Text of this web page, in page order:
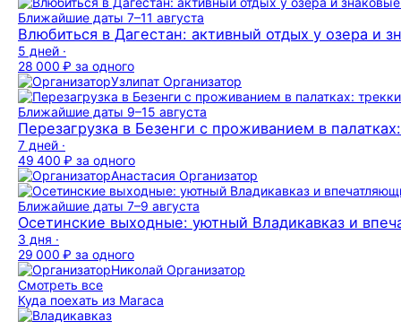
Ближайшие даты 7–11 августа
Влюбиться в Дагестан: активный отдых у озера и
5 дней ·
28 000 ₽ за одного
Узлипат Организатор
Ближайшие даты 9–15 августа
Перезагрузка в Безенги с проживанием в
7 дней ·
49 400 ₽ за одного
Анастасия Организатор
Ближайшие даты 7–9 августа
Осетинские выходные: уютный Владикавказ и
3 дня ·
29 000 ₽ за одного
Николай Организатор
Смотреть все
Куда поехать из Магаса